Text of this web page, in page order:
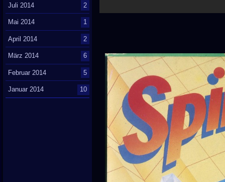
Juli 2014 2
Mai 2014 1
April 2014 2
März 2014 6
Februar 2014 5
Januar 2014 10